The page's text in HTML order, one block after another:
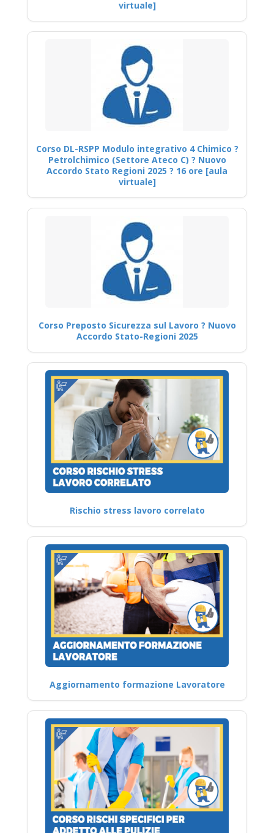
virtuale]
Corso DL-RSPP Modulo integrativo 4 Chimico ?
Petrolchimico (Settore Ateco C) ? Nuovo
Accordo Stato Regioni 2025 ? 16 ore [aula
virtuale]
Corso Preposto Sicurezza sul Lavoro ? Nuovo
Accordo Stato-Regioni 2025
Rischio stress lavoro correlato
Aggiornamento formazione Lavoratore